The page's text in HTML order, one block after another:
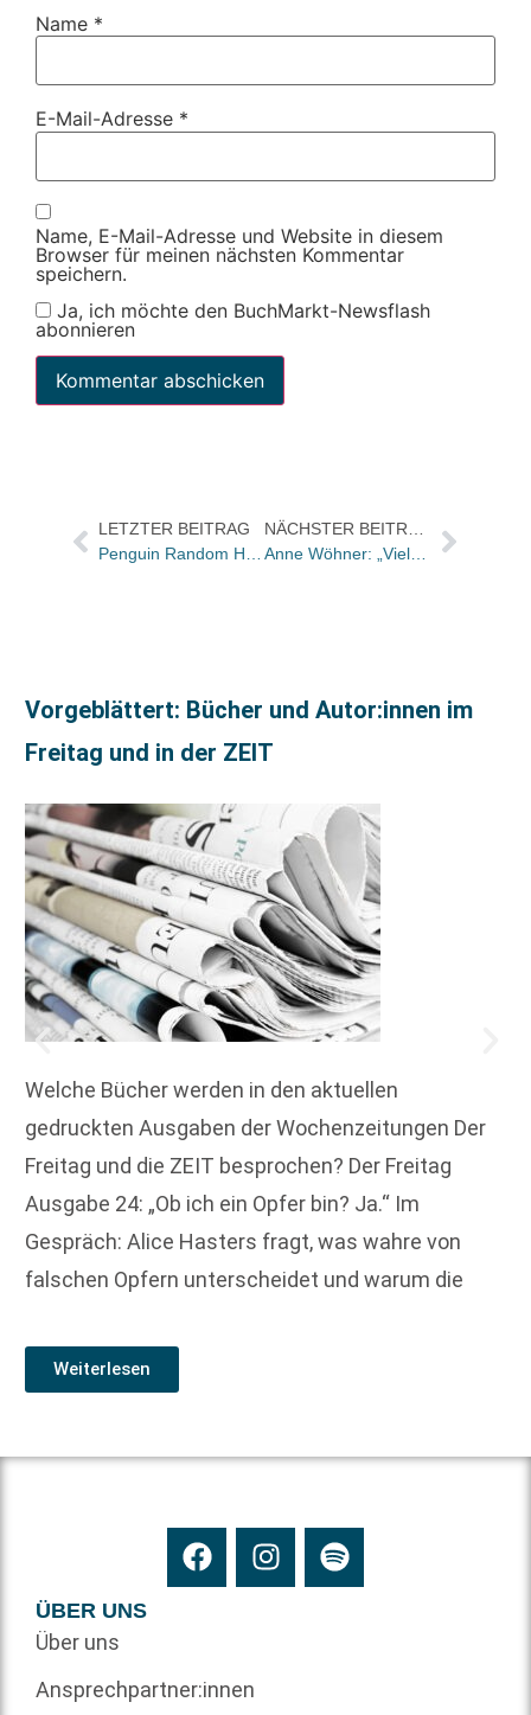
Name *
E-Mail-Adresse *
Name, E-Mail-Adresse und Website in diesem
Browser für meinen nächsten Kommentar
speichern.
Ja, ich möchte den BuchMarkt-Newsflash
abonnieren
LETZTER BEITRAG
Penguin Random House Verlagsgruppe stärkt Kinder- und Jugendbuch: Carina Mathern wird in die Geschäftsleitung berufen
NÄCHSTER BEITRAG
Anne Wöhner: „Vielfältige Teams sind nachweislich erfolgreicher“
Vorgeblättert: Bücher und Autor:innen im
Freitag und in der ZEIT
Welche Bücher werden in den aktuellen
gedruckten Ausgaben der Wochenzeitungen Der
Freitag und die ZEIT besprochen? Der Freitag
Ausgabe 24: „Ob ich ein Opfer bin? Ja.“ Im
Gespräch: Alice Hasters fragt, was wahre von
falschen Opfern unterscheidet und warum die
Weiterlesen
ÜBER UNS
Über uns
Ansprechpartner:innen